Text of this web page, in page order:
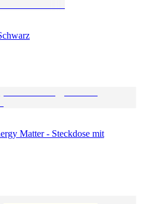
Matter - Steckdose mit